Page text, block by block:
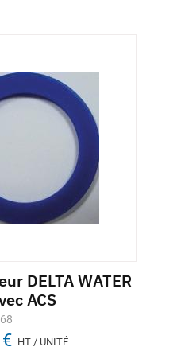
DELTA WATER
ACS
HT / UNITÉ